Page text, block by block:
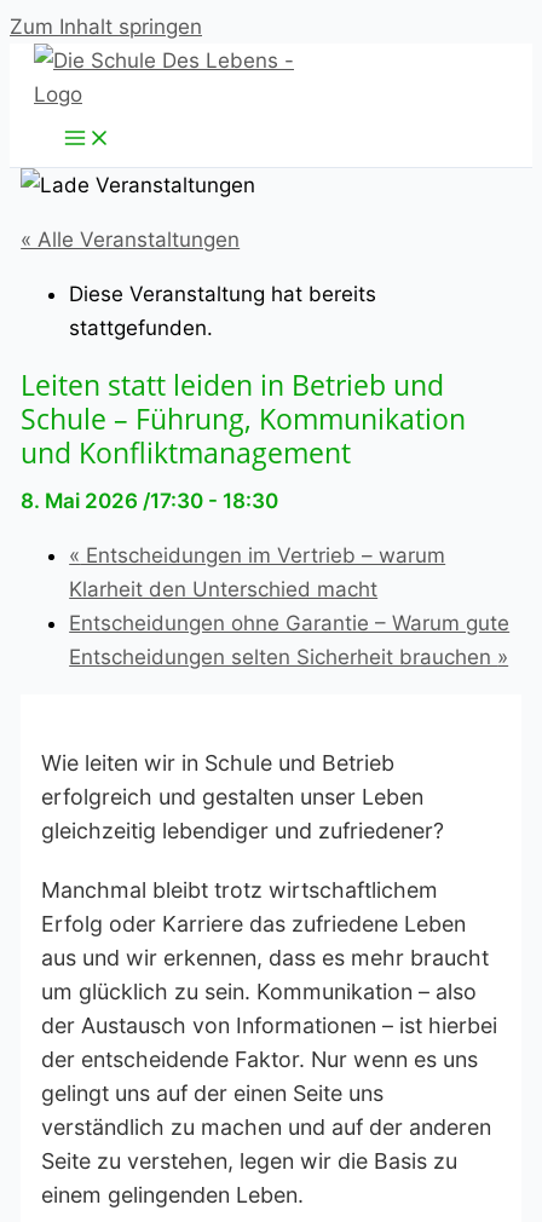
Zum Inhalt springen
« Alle Veranstaltungen
Diese Veranstaltung hat bereits
stattgefunden.
Leiten statt leiden in Betrieb und
Schule – Führung, Kommunikation
und Konfliktmanagement
8. Mai 2026 /17:30 - 18:30
« Entscheidungen im Vertrieb – warum
Klarheit den Unterschied macht
Entscheidungen ohne Garantie – Warum gute
Entscheidungen selten Sicherheit brauchen »
Wie leiten wir in Schule und Betrieb
erfolgreich und gestalten unser Leben
gleichzeitig lebendiger und zufriedener?
Manchmal bleibt trotz wirtschaftlichem
Erfolg oder Karriere das zufriedene Leben
aus und wir erkennen, dass es mehr braucht
um glücklich zu sein. Kommunikation – also
der Austausch von Informationen – ist hierbei
der entscheidende Faktor. Nur wenn es uns
gelingt uns auf der einen Seite uns
verständlich zu machen und auf der anderen
Seite zu verstehen, legen wir die Basis zu
einem gelingenden Leben.